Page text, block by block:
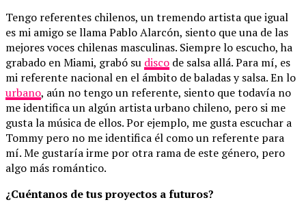
Tengo referentes chilenos, un tremendo artista que igual
es mi amigo se llama Pablo Alarcón, siento que una de las
mejores voces chilenas masculinas. Siempre lo escucho, ha
grabado en Miami, grabó su disco de salsa allá. Para mí, es
mi referente nacional en el ámbito de baladas y salsa. En lo
urbano, aún no tengo un referente, siento que todavía no
me identifica un algún artista urbano chileno, pero si me
gusta la música de ellos. Por ejemplo, me gusta escuchar a
Tommy pero no me identifica él como un referente para
mí. Me gustaría irme por otra rama de este género, pero
algo más romántico.
¿Cuéntanos de tus proyectos a futuros?